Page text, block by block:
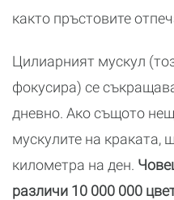
както пръстовите
Цилиарният мускул
фокусира) се
дневно. Ако същото
мускулите на краката,
километра на ден.
различи 10 000 000